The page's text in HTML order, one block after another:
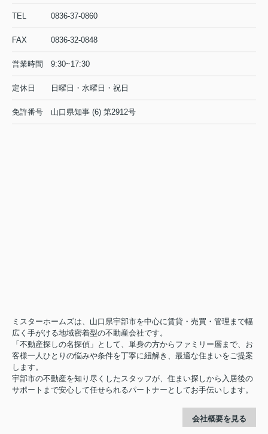
TEL 0836-37-0860
FAX 0836-32-0848
営業時間 9:30~17:30
定休日 日曜日・水曜日・祝日
免許番号 山口県知事 (6) 第2912号
ミスターホームズは、山口県宇部市を中心に賃貸・売買・管理まで幅
広く手がける地域密着型の不動産会社です。
「不動産探しの名探偵」として、単身の方からファミリー層まで、お
客様一人ひとりの悩みや条件を丁寧に紐解き、最適な住まいをご提案
します。
宇部市の不動産を知り尽くしたスタッフが、住まい探しから入居後の
サポートまで安心して任せられるパートナーとしてお手伝いします。
会社概要を見る